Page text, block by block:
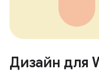
Дизайн для